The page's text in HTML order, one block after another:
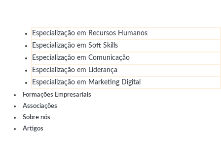
Especialização em Recursos Humanos
Especialização em Soft Skills
Especialização em Comunicação
Especialização em Liderança
Especialização em Marketing Digital
Formações Empresariais
Associações
Sobre nós
Artigos